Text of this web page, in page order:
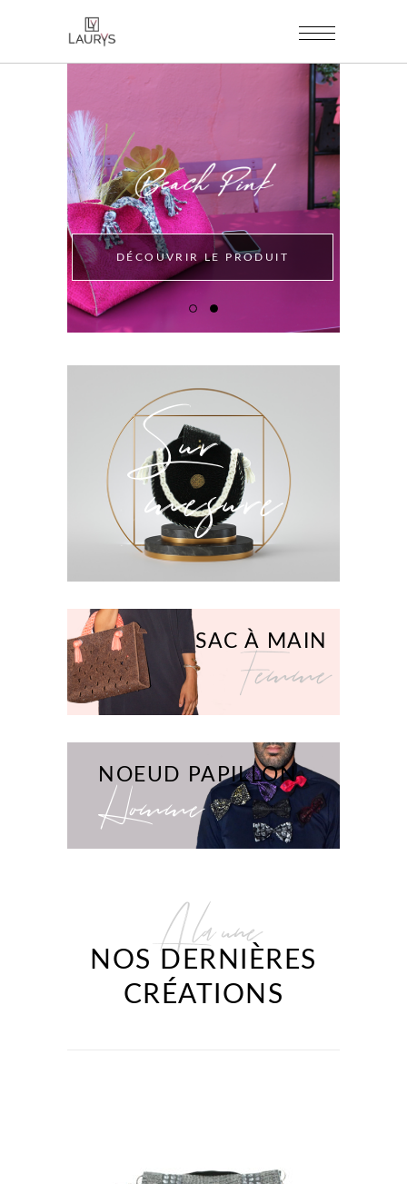
DÉCOUVRIR LE PRODUIT
Sur
mesure
Femme
SAC À MAIN
Homme
NOEUD PAPILLON
A la une
NOS DERNIÈRES
CRÉATIONS